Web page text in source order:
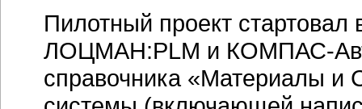
Пилотный проект стартовал
ЛОЦМАН:PLM и КОМПАС-
справочника «Материалы и